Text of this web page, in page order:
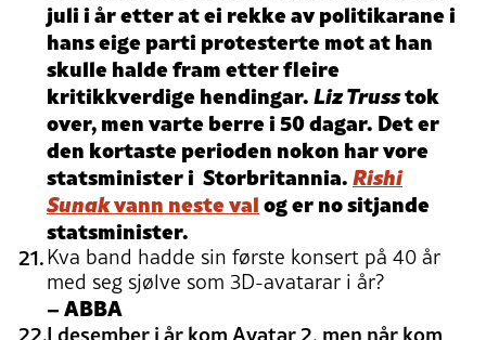
juli i år etter at ei rekke av politikarane i
hans eige parti protesterte mot at han
skulle halde fram etter fleire
kritikkverdige hendingar.Liz Trusstok
over, men varte berre i 50 dagar. Det er
den kortaste perioden nokon har vore
statsminister i Storbritannia.Rishi
Sunakvann neste valog er no sitjande
statsminister.
Kva band hadde sin første konsert på 40 år
med seg sjølve som 3D-avatarar i år?
– ABBA
I desember i år kom Avatar 2, men når kom